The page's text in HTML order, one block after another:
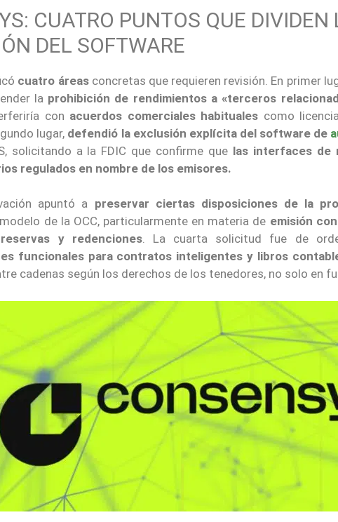
CUATRO PUNTOS QUE DIVIDEN
DEL SOFTWARE
cuatro áreasconcretas que requieren revisión. En primer
la prohibición de rendimientos a «terceros
con acuerdos comerciales habituales como
lugar, defendió la exclusión explícita del software de
solicitando a la FDIC que confirme que las interfaces de
regulados en nombre de los emisores.
apuntó a preservar ciertas disposiciones de la
de la OCC, particularmente en materia de emisión
y redenciones. La cuarta solicitud fue de
funcionales para contratos inteligentes y libros
cadenas según los derechos de los tenedores, no solo en